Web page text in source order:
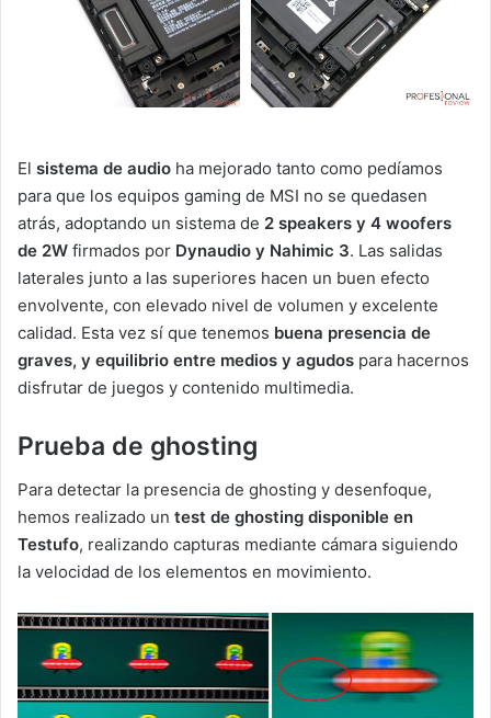
El sistema de audio ha mejorado tanto como pedíamos
para que los equipos gaming de MSI no se quedasen
atrás, adoptando un sistema de 2 speakers y 4 woofers
de 2W firmados por Dynaudio y Nahimic 3. Las salidas
laterales junto a las superiores hacen un buen efecto
envolvente, con elevado nivel de volumen y excelente
calidad. Esta vez sí que tenemos buena presencia de
graves, y equilibrio entre medios y agudos para hacernos
disfrutar de juegos y contenido multimedia.
Prueba de ghosting
Para detectar la presencia de ghosting y desenfoque,
hemos realizado un test de ghosting disponible en
Testufo, realizando capturas mediante cámara siguiendo
la velocidad de los elementos en movimiento.